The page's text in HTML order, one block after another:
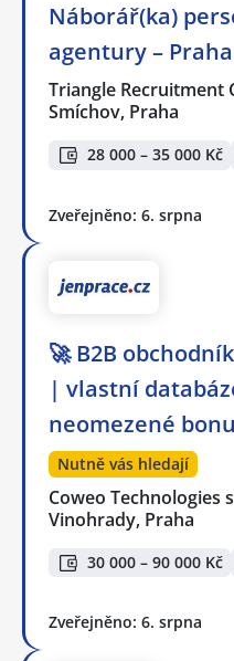
Náborář(ka)
agentury – Praha
Triangle Recruitment
Smíchov, Praha
28 000 – 35 000 Kč
Zveřejněno: 6. srpna
🚀 B2B
| vlastní
neomezené
Nutně vás hledají
Coweo Technologies
Vinohrady, Praha
30 000 – 90 000 Kč
Zveřejněno: 6. srpna